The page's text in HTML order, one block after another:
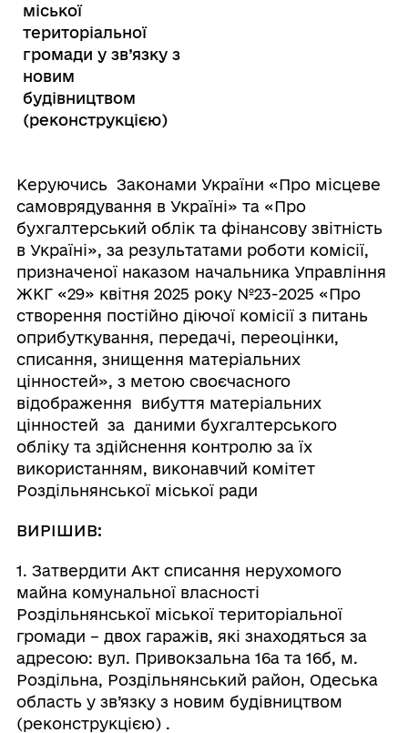
міської
територіальної
громади у зв’язку з
новим
будівництвом
(реконструкцією)
Керуючись Законами України «Про місцеве
самоврядування в Україні» та «Про
бухгалтерський облік та фінансову звітність
в Україні», за результатами роботи комісії,
призначеної наказом начальника Управління
ЖКГ «29» квітня 2025 року №23-2025 «Про
створення постійно діючої комісії з питань
оприбуткування, передачі, переоцінки,
списання, знищення матеріальних
цінностей», з метою своєчасного
відображення вибуття матеріальних
цінностей за даними бухгалтерського
обліку та здійснення контролю за їх
використанням, виконавчий комітет
Роздільнянської міської ради
ВИРІШИВ:
1. Затвердити Акт списання нерухомого
майна комунальної власності
Роздільнянської міської територіальної
громади – двох гаражів, які знаходяться за
адресою: вул. Привокзальна 16а та 16б, м.
Роздільна, Роздільнянський район, Одеська
область у зв’язку з новим будівництвом
(реконструкцією) .